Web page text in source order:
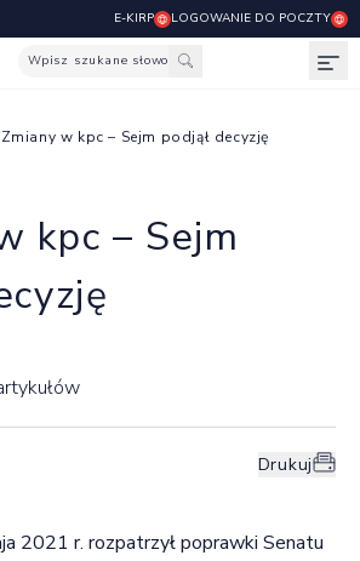
E-KIRP LOGOWANIE DO POCZTY
Wpisz szukane słowo
w kpc – Sejm podjął decyzję
kpc – Sejm
Drukuj
2021 r. rozpatrzył poprawki Senatu